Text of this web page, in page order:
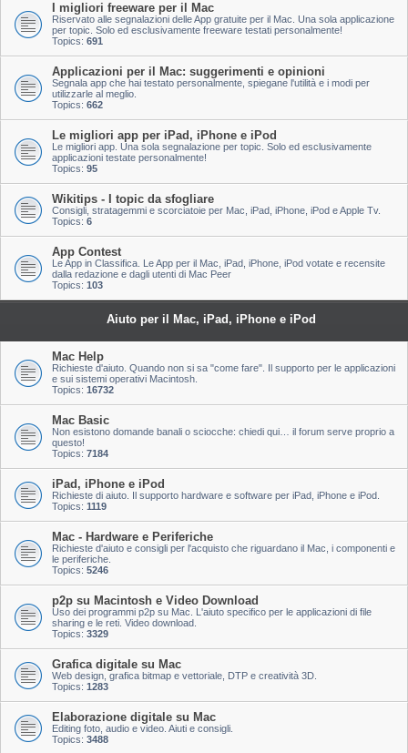
I migliori freeware per il Mac
Riservato alle segnalazioni delle App gratuite per il Mac. Una sola applicazione
per topic. Solo ed esclusivamente freeware testati personalmente!
Topics: 691
Applicazioni per il Mac: suggerimenti e opinioni
Segnala app che hai testato personalmente, spiegane l'utilità e i modi per
utilizzarle al meglio.
Topics: 662
Le migliori app per iPad, iPhone e iPod
Le migliori app. Una sola segnalazione per topic. Solo ed esclusivamente
applicazioni testate personalmente!
Topics: 95
Wikitips - I topic da sfogliare
Consigli, stratagemmi e scorciatoie per Mac, iPad, iPhone, iPod e Apple Tv.
Topics: 6
App Contest
Le App in Classifica. Le App per il Mac, iPad, iPhone, iPod votate e recensite
dalla redazione e dagli utenti di Mac Peer
Topics: 103
Aiuto per il Mac, iPad, iPhone e iPod
Mac Help
Richieste d'aiuto. Quando non si sa "come fare". Il supporto per le applicazioni
e sui sistemi operativi Macintosh.
Topics: 16732
Mac Basic
Non esistono domande banali o sciocche: chiedi qui… il forum serve proprio a
questo!
Topics: 7184
iPad, iPhone e iPod
Richieste di aiuto. Il supporto hardware e software per iPad, iPhone e iPod.
Topics: 1119
Mac - Hardware e Periferiche
Richieste d'aiuto e consigli per l'acquisto che riguardano il Mac, i componenti e
le periferiche.
Topics: 5246
p2p su Macintosh e Video Download
Uso dei programmi p2p su Mac. L'aiuto specifico per le applicazioni di file
sharing e le reti. Video download.
Topics: 3329
Grafica digitale su Mac
Web design, grafica bitmap e vettoriale, DTP e creatività 3D.
Topics: 1283
Elaborazione digitale su Mac
Editing foto, audio e video. Aiuti e consigli.
Topics: 3488